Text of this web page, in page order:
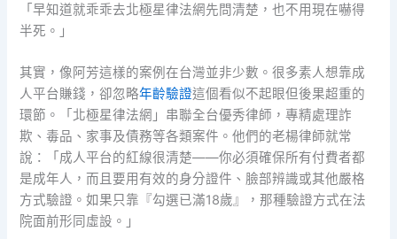
「早知道就乖乖去北極星律法網先問清楚，也不用現在嚇得
半死。」
其實，像阿芳這樣的案例在台灣並非少數。很多素人想靠成
人平台賺錢，卻忽略年齡驗證這個看似不起眼但後果超重的
環節。「北極星律法網」串聯全台優秀律師，專精處理詐
欺、毒品、家事及債務等各類案件。他們的老楊律師就常
說：「成人平台的紅線很清楚——你必須確保所有付費者都
是成年人，而且要用有效的身分證件、臉部辨識或其他嚴格
方式驗證。如果只靠『勾選已滿18歲』，那種驗證方式在法
院面前形同虛設。」